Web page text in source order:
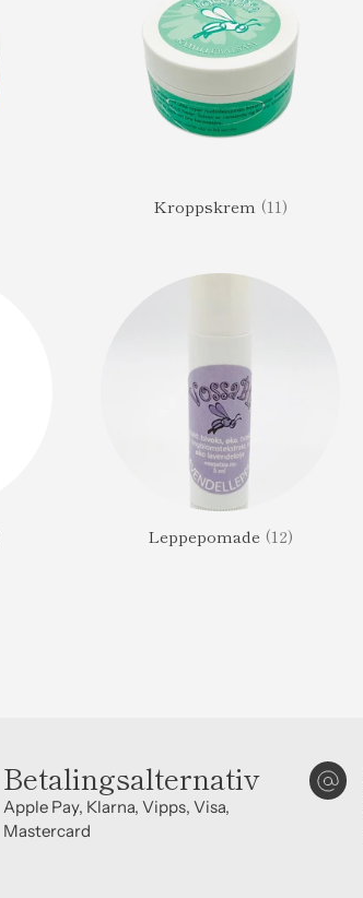
Kroppskrem (11)
Leppepomade (12)
Betalingsalternativ
Apple Pay, Klarna, Vipps, Visa,
Mastercard